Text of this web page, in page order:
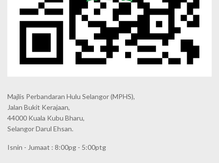
Majlis Perbandaran Hulu Selangor (MPHS),
Jalan Bukit Kerajaan,
44000 Kuala Kubu Bharu,
Selangor Darul Ehsan.
Isnin - Jumaat : 8:00pg - 5:00ptg